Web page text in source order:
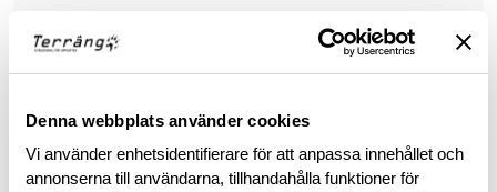
Denna webbplats använder cookies
Vi använder enhetsidentifierare för att anpassa innehållet och
annonserna till användarna, tillhandahålla funktioner för
uppvisande av legitimation och förordnande från myndighet
eller bevakningsföretag som gör att köparen har tillstånd att
Skicka en kopia på förordnande och giltig legitimation till
order@terrang.seför att få din beställning behandlad.